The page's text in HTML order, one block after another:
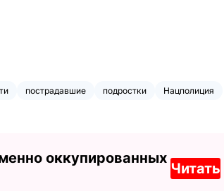
пострадавшие подростки
Нацполиция
оккупированных
Читать